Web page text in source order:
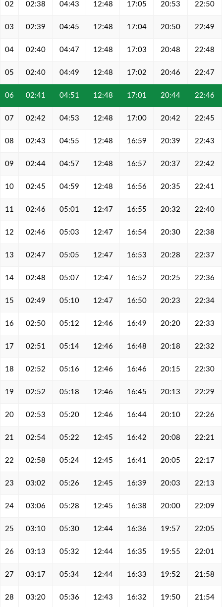
02 02:38 04:43 12:48 17:05 20:53 22:50
03 02:39 04:45 12:48 17:04 20:50 22:49
04 02:40 04:47 12:48 17:03 20:48 22:48
05 02:40 04:49 12:48 17:02 20:46 22:47
06 02:41 04:51 12:48 17:01 20:44 22:46
07 02:42 04:53 12:48 17:00 20:42 22:45
08 02:43 04:55 12:48 16:59 20:39 22:43
09 02:44 04:57 12:48 16:57 20:37 22:42
10 02:45 04:59 12:48 16:56 20:35 22:41
11 02:46 05:01 12:47 16:55 20:32 22:40
12 02:46 05:03 12:47 16:54 20:30 22:38
13 02:47 05:05 12:47 16:53 20:28 22:37
14 02:48 05:07 12:47 16:52 20:25 22:36
15 02:49 05:10 12:47 16:50 20:23 22:34
16 02:50 05:12 12:46 16:49 20:20 22:33
17 02:51 05:14 12:46 16:48 20:18 22:32
18 02:52 05:16 12:46 16:46 20:15 22:30
19 02:52 05:18 12:46 16:45 20:13 22:29
20 02:53 05:20 12:46 16:44 20:10 22:26
21 02:54 05:22 12:45 16:42 20:08 22:21
22 02:58 05:24 12:45 16:41 20:05 22:17
23 03:02 05:26 12:45 16:39 20:03 22:13
24 03:06 05:28 12:45 16:38 20:00 22:09
25 03:10 05:30 12:44 16:36 19:57 22:05
26 03:13 05:32 12:44 16:35 19:55 22:01
27 03:17 05:34 12:44 16:33 19:52 21:58
28 03:20 05:36 12:43 16:32 19:50 21:54